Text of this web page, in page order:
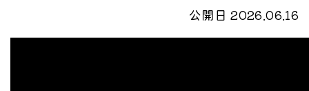
公開日 2026.06.16